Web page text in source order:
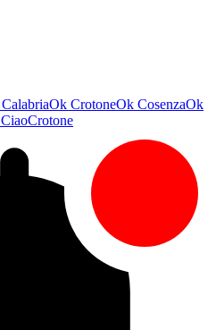
CalabriaOk CrotoneOk CosenzaOk
CiaoCrotone